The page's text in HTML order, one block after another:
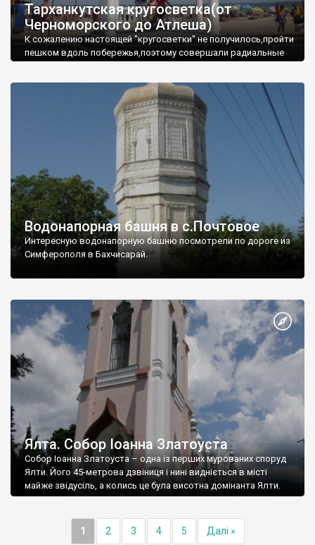
Тарханкутская кругосветка(от
Черноморского до Атлеша)
К сожалению настоящей "кругосветки" не получилось,пройти
пешком вдоль побережья,поэтому совершали радиальные
Водонапорная башня в с.Почтовое
Интересную водонапорную башню посмотрели по дороге из
Симферополя в Бахчисарай.
Ялта. Собор Іоанна Златоуста
Собор Іоанна Златоуста – одна із перших мурованих споруд
Ялти. Його 45-метрова дзвіниця і нині видніється в місті
майже звідусіль, а колись це була висотна домінанта Ялти.
1 2 3 4 5 Далі »